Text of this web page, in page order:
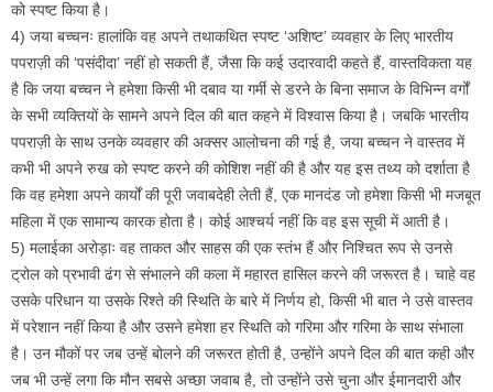
को स्पष्ट किया है।
4) जया बच्चनः हालांकि वह अपने तथाकथित स्पष्ट ‘अशिष्ट’ व्यवहार के लिए भारतीय
पपराज़ी की ‘पसंदीदा’ नहीं हो सकती हैं, जैसा कि कई उदारवादी कहते हैं, वास्तविकता यह
है कि जया बच्चन ने हमेशा किसी भी दबाव या गर्मी से डरने के बिना समाज के विभिन्न वर्गों
के सभी व्यक्तियों के सामने अपने दिल की बात कहने में विश्वास किया है। जबकि भारतीय
पपराज़ी के साथ उनके व्यवहार की अक्सर आलोचना की गई है, जया बच्चन ने वास्तव में
कभी भी अपने रुख को स्पष्ट करने की कोशिश नहीं की है और यह इस तथ्य को दर्शाता है
कि वह हमेशा अपने कार्यों की पूरी जवाबदेही लेती हैं, एक मानदंड जो हमेशा किसी भी मजबूत
महिला में एक सामान्य कारक होता है। कोई आश्चर्य नहीं कि वह इस सूची में आती है।
5) मलाईका अरोड़ाः वह ताकत और साहस की एक स्तंभ हैं और निश्चित रूप से उनसे
ट्रोल को प्रभावी ढंग से संभालने की कला में महारत हासिल करने की जरूरत है। चाहे वह
उसके परिधान या उसके रिश्ते की स्थिति के बारे में निर्णय हो, किसी भी बात ने उसे वास्तव
में परेशान नहीं किया है और उसने हमेशा हर स्थिति को गरिमा और गरिमा के साथ संभाला
है। उन मौकों पर जब उन्हें बोलने की जरूरत होती है, उन्होंने अपने दिल की बात कही और
जब भी उन्हें लगा कि मौन सबसे अच्छा जवाब है, तो उन्होंने उसे चुना और ईमानदारी और